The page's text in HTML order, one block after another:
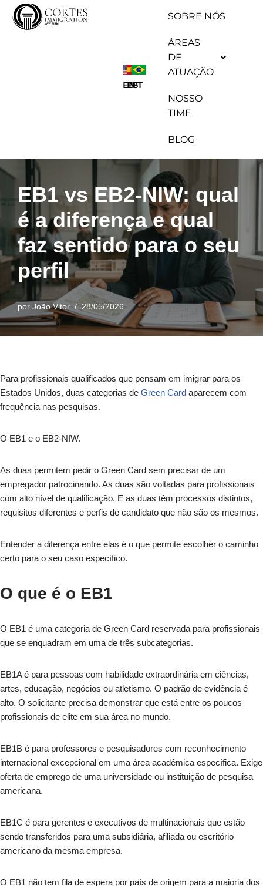
Pular
SOBRE NÓS
ÁREAS
DE
ATUAÇÃO
NOSSO
TIME
BLOG
EN
ESPT
EB1 vs EB2-NIW: qual
é a diferença e qual
faz sentido para o seu
perfil
por João Vitor 28/05/2026
Para profissionais qualificados que pensam em imigrar para os
Estados Unidos, duas categorias de Green Card aparecem com
frequência nas pesquisas.
O EB1 e o EB2-NIW.
As duas permitem pedir o Green Card sem precisar de um
empregador patrocinando. As duas são voltadas para profissionais
com alto nível de qualificação. E as duas têm processos distintos,
requisitos diferentes e perfis de candidato que não são os mesmos.
Entender a diferença entre elas é o que permite escolher o caminho
certo para o seu caso específico.
O que é o EB1
O EB1 é uma categoria de Green Card reservada para profissionais
que se enquadram em uma de três subcategorias.
EB1A é para pessoas com habilidade extraordinária em ciências,
artes, educação, negócios ou atletismo. O padrão de evidência é
alto. O solicitante precisa demonstrar que está entre os poucos
profissionais de elite em sua área no mundo.
EB1B é para professores e pesquisadores com reconhecimento
internacional excepcional em uma área acadêmica específica. Exige
oferta de emprego de uma universidade ou instituição de pesquisa
americana.
EB1C é para gerentes e executivos de multinacionais que estão
sendo transferidos para uma subsidiária, afiliada ou escritório
americano da mesma empresa.
O EB1 não tem fila de espera por país de origem para a maioria dos